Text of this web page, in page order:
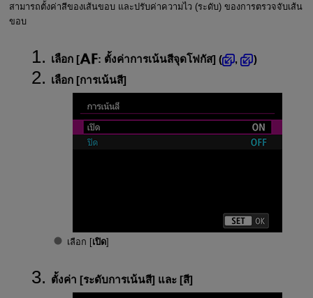
สามารถตั้งค่าสีของเส้นขอบ และปรับค่าความไว (ระดับ) ของการตรวจจับเส้น
ขอบ
เลือก [ : ตั้งค่าการเน้นสีจุดโฟกัส] ( ,
)
เลือก [การเน้นสี]
เลือก [เปิด]
ตั้งค่า [ระดับการเน้นสี] และ [สี]